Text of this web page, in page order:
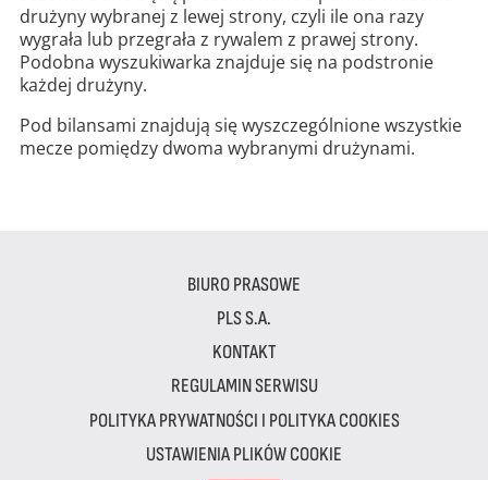
drużyny wybranej z lewej strony, czyli ile ona razy
wygrała lub przegrała z rywalem z prawej strony.
Podobna wyszukiwarka znajduje się na podstronie
każdej drużyny.
Pod bilansami znajdują się wyszczególnione wszystkie
mecze pomiędzy dwoma wybranymi drużynami.
BIURO PRASOWE
PLS S.A.
KONTAKT
REGULAMIN SERWISU
POLITYKA PRYWATNOŚCI I POLITYKA COOKIES
USTAWIENIA PLIKÓW COOKIE